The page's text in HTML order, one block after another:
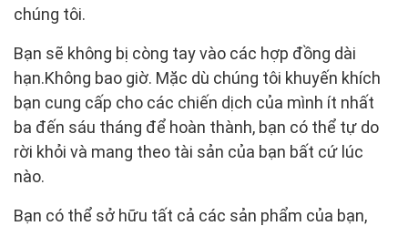
chúng tôi.
Bạn sẽ không bị còng tay vào các hợp đồng dài
hạn.Không bao giờ. Mặc dù chúng tôi khuyến khích
bạn cung cấp cho các chiến dịch của mình ít nhất
ba đến sáu tháng để hoàn thành, bạn có thể tự do
rời khỏi và mang theo tài sản của bạn bất cứ lúc
nào.
Bạn có thể sở hữu tất cả các sản phẩm của bạn,